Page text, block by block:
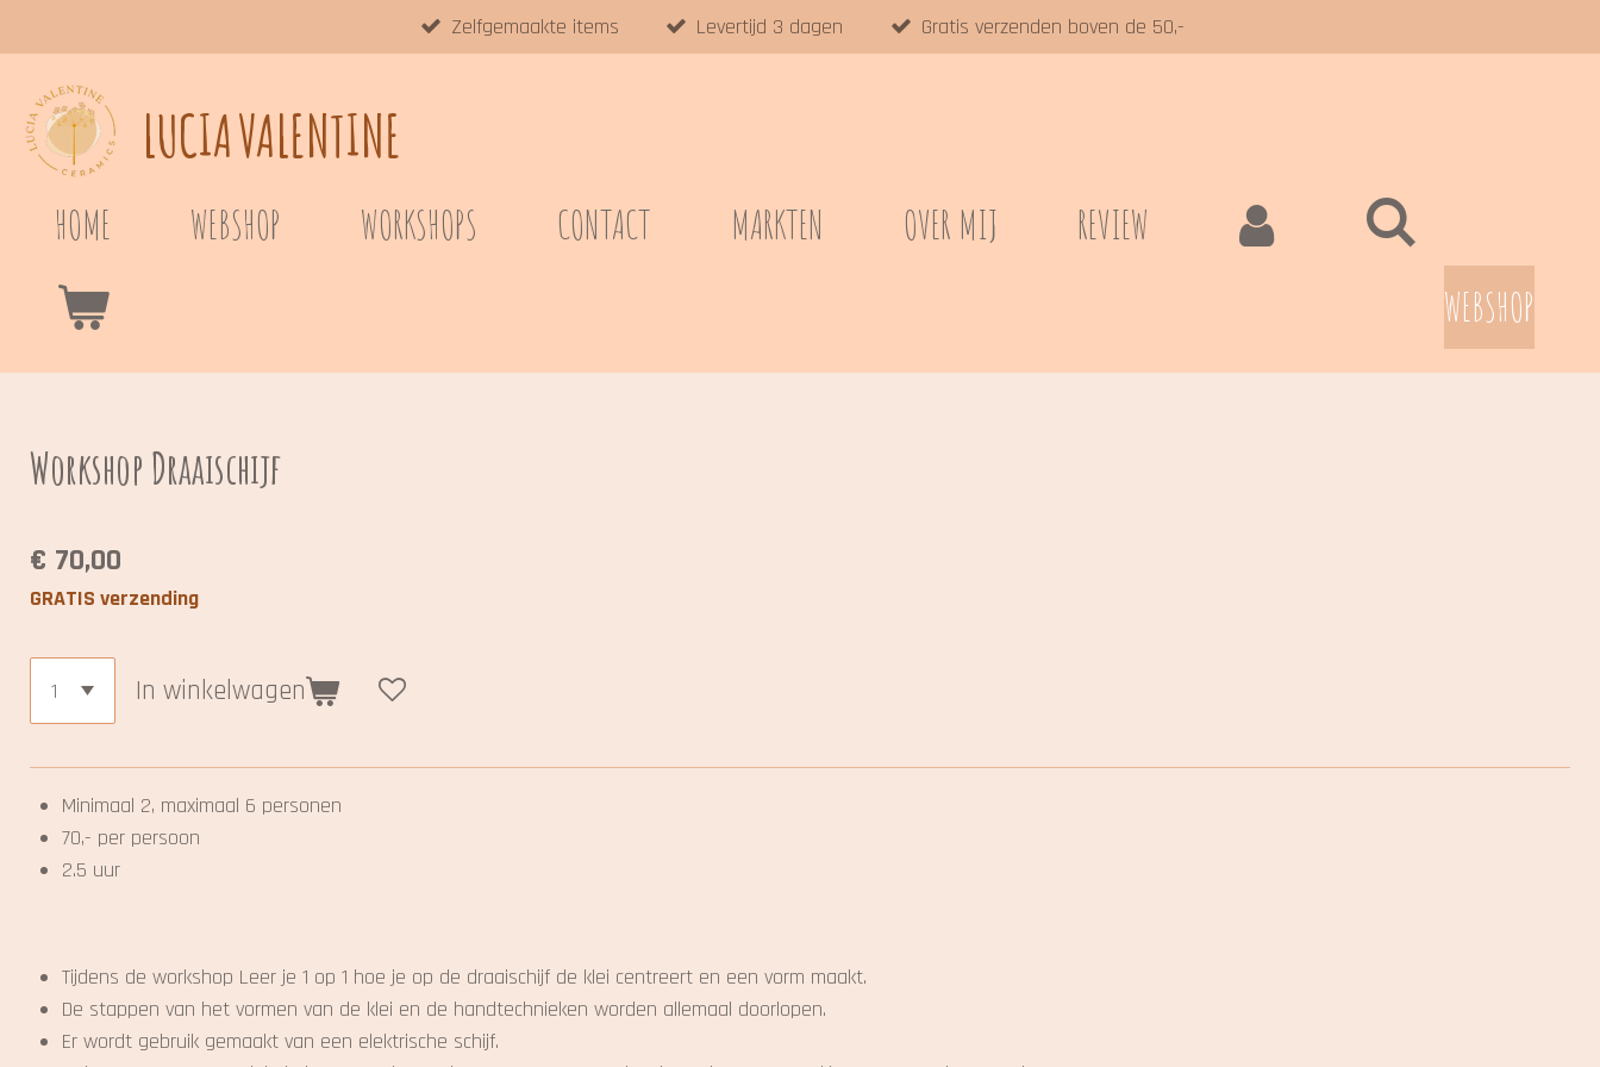
direct
naar
de
hoofdinhoud
Zelfgemaakte items Levertijd 3 dagen Gratis verzenden boven de 50,-
LUCIAVALENTINE
HOME WEBSHOP WORKSHOPS CONTACT MARKTEN OVER MIJ
REVIEW
WEBSHOP
Workshop Draaischijf
€ 70,00
GRATIS verzending
In winkelwagen
Minimaal 2, maximaal 6 personen
70,- per persoon
2.5 uur
Tijdens de workshop Leer je 1 op 1 hoe je op de draaischijf de klei centreert en een vorm maakt.
De stappen van het vormen van de klei en de handtechnieken worden allemaal doorlopen.
Er wordt gebruik gemaakt van een elektrische schijf.